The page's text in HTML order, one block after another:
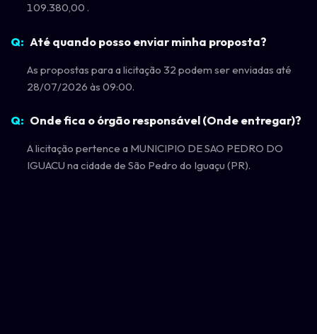
109.380,00 .
Até quando posso enviar minha proposta?
As propostas para a licitação 32 podem ser enviadas até
28/07/2026 às 09:00.
Onde fica o órgão responsável (Onde entregar)?
A licitação pertence a MUNICIPIO DE SAO PEDRO DO
IGUACU na cidade de São Pedro do Iguaçu (PR).